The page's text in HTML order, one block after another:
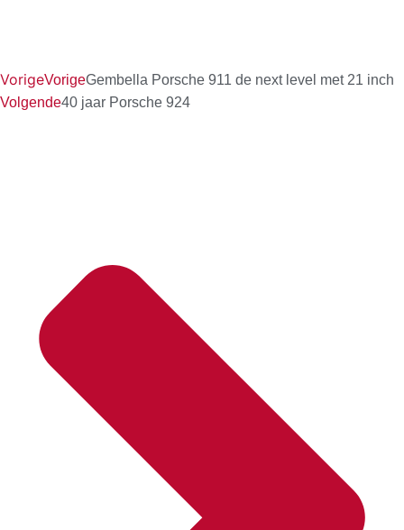
VorigeVorigeGembella Porsche 911 de next level met 21 inch
Volgende40 jaar Porsche 924